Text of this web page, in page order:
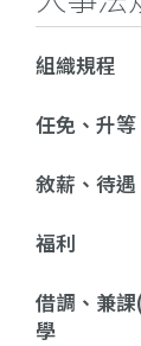
組織規程
任免、升等
敘薪、待遇
福利
借調、兼
學